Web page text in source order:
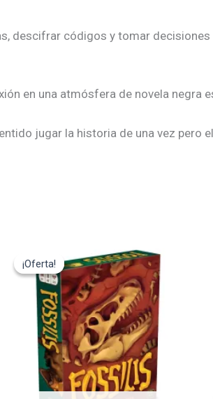
descifrar códigos y tomar
en una atmósfera de novela negra
jugar la historia de una vez pero
¡Oferta!
¡Oferta!
original
era:
44,95€.
precio
actual
es:
22,45€.